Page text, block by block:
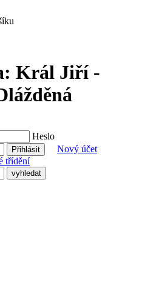
Král Jiří -
Heslo
Nový účet
třídění